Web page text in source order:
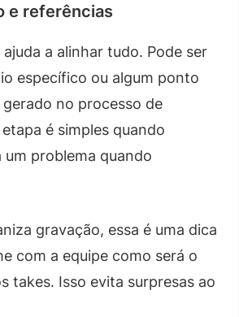
e referências
a alinhar tudo. Pode ser
específico ou algum ponto
no processo de
é simples quando
um problema quando
gravação, essa é uma dica
com a equipe como será o
takes. Isso evita surpresas ao